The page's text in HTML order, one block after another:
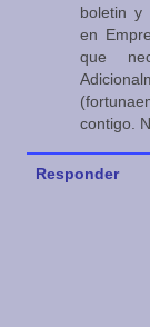
boletin y
en
que
contigo.
Responder